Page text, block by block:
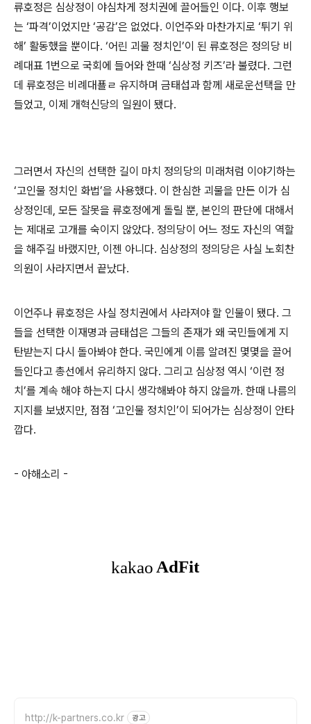
류호정은 심상정이 야심차게 정치권에 끌어들인 이다. 이후 행보
는 ‘파격’이었지만 ‘공감’은 없었다. 이언주와 마찬가지로 ‘튀기 위
해’ 활동했을 뿐이다. ‘어린 괴물 정치인’이 된 류호정은 정의당 비
례대표 1번으로 국회에 들어와 한때 ‘심상정 키즈’라 불렸다. 그런
데 류호정은 비례대푤ㄹ 유지하며 금태섭과 함께 새로운선택을 만
들었고, 이제 개혁신당의 일원이 됐다.
그러면서 자신의 선택한 길이 마치 정의당의 미래처럼 이야기하는
‘고인물 정치인 화법’을 사용했다. 이 한심한 괴물을 만든 이가 심
상정인데 , 모든 잘못을 류호정에게 돌릴 뿐, 본인의 판단에 대해서
는 제대로 고개를 숙이지 않았다. 정의당이 어느 정도 자신의 역할
을 해주길 바랬지만, 이젠 아니다. 심상정의 정의당은 사실 노회찬
의원이 사라지면서 끝났다.
이언주나 류호정은 사실 정치권에서 사라져야 할 인물이 됐다. 그
들을 선택한 이재명과 금태섭은 그들의 존재가 왜 국민들에게 지
탄받는지 다시 돌아봐야 한다. 국민에게 이름 알려진 몇몇을 끌어
들인다고 총선에서 유리하지 않다. 그리고 심상정 역시 ‘이런 정
치 ’를 계속 해야 하는지 다시 생각해봐야 하지 않을까. 한때 나름의
지지를 보냈지만, 점점 ‘고인물 정치인’이 되어가는 심상정이 안타
깝다.
- 아해소리 -
http://k-partners.co.kr 광고